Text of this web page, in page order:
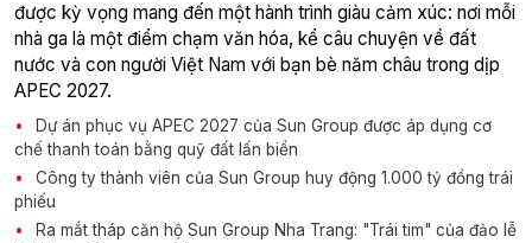
được kỳ vọng mang đến một hành trình giàu cảm xúc: nơi mỗi
nhà ga là một điểm chạm văn hóa, kể câu chuyện về đất
nước và con người Việt Nam với bạn bè năm châu trong dịp
APEC 2027.
Dự án phục vụ APEC 2027 của Sun Group được áp dụng cơ
chế thanh toán bằng quỹ đất lấn biển
Công ty thành viên của Sun Group huy động 1.000 tỷ đồng trái
phiếu
Ra mắt tháp căn hộ Sun Group Nha Trang: "Trái tim" của đảo lễ